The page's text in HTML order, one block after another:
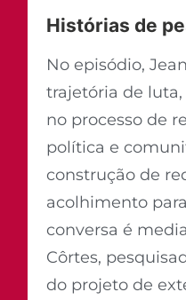
Histórias de
No episódio,
trajetória de
no processo de
política e
construção de
acolhimento
conversa é
Côrtes,
do projeto de